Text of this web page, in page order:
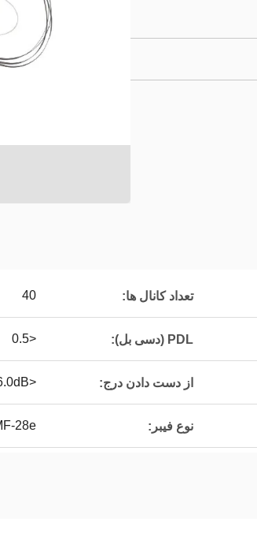
تعداد کانال ها: 40
PDL (دسی بل): <0.5
از دست دادن درج: <6.0dB
نوع فیبر: 28e